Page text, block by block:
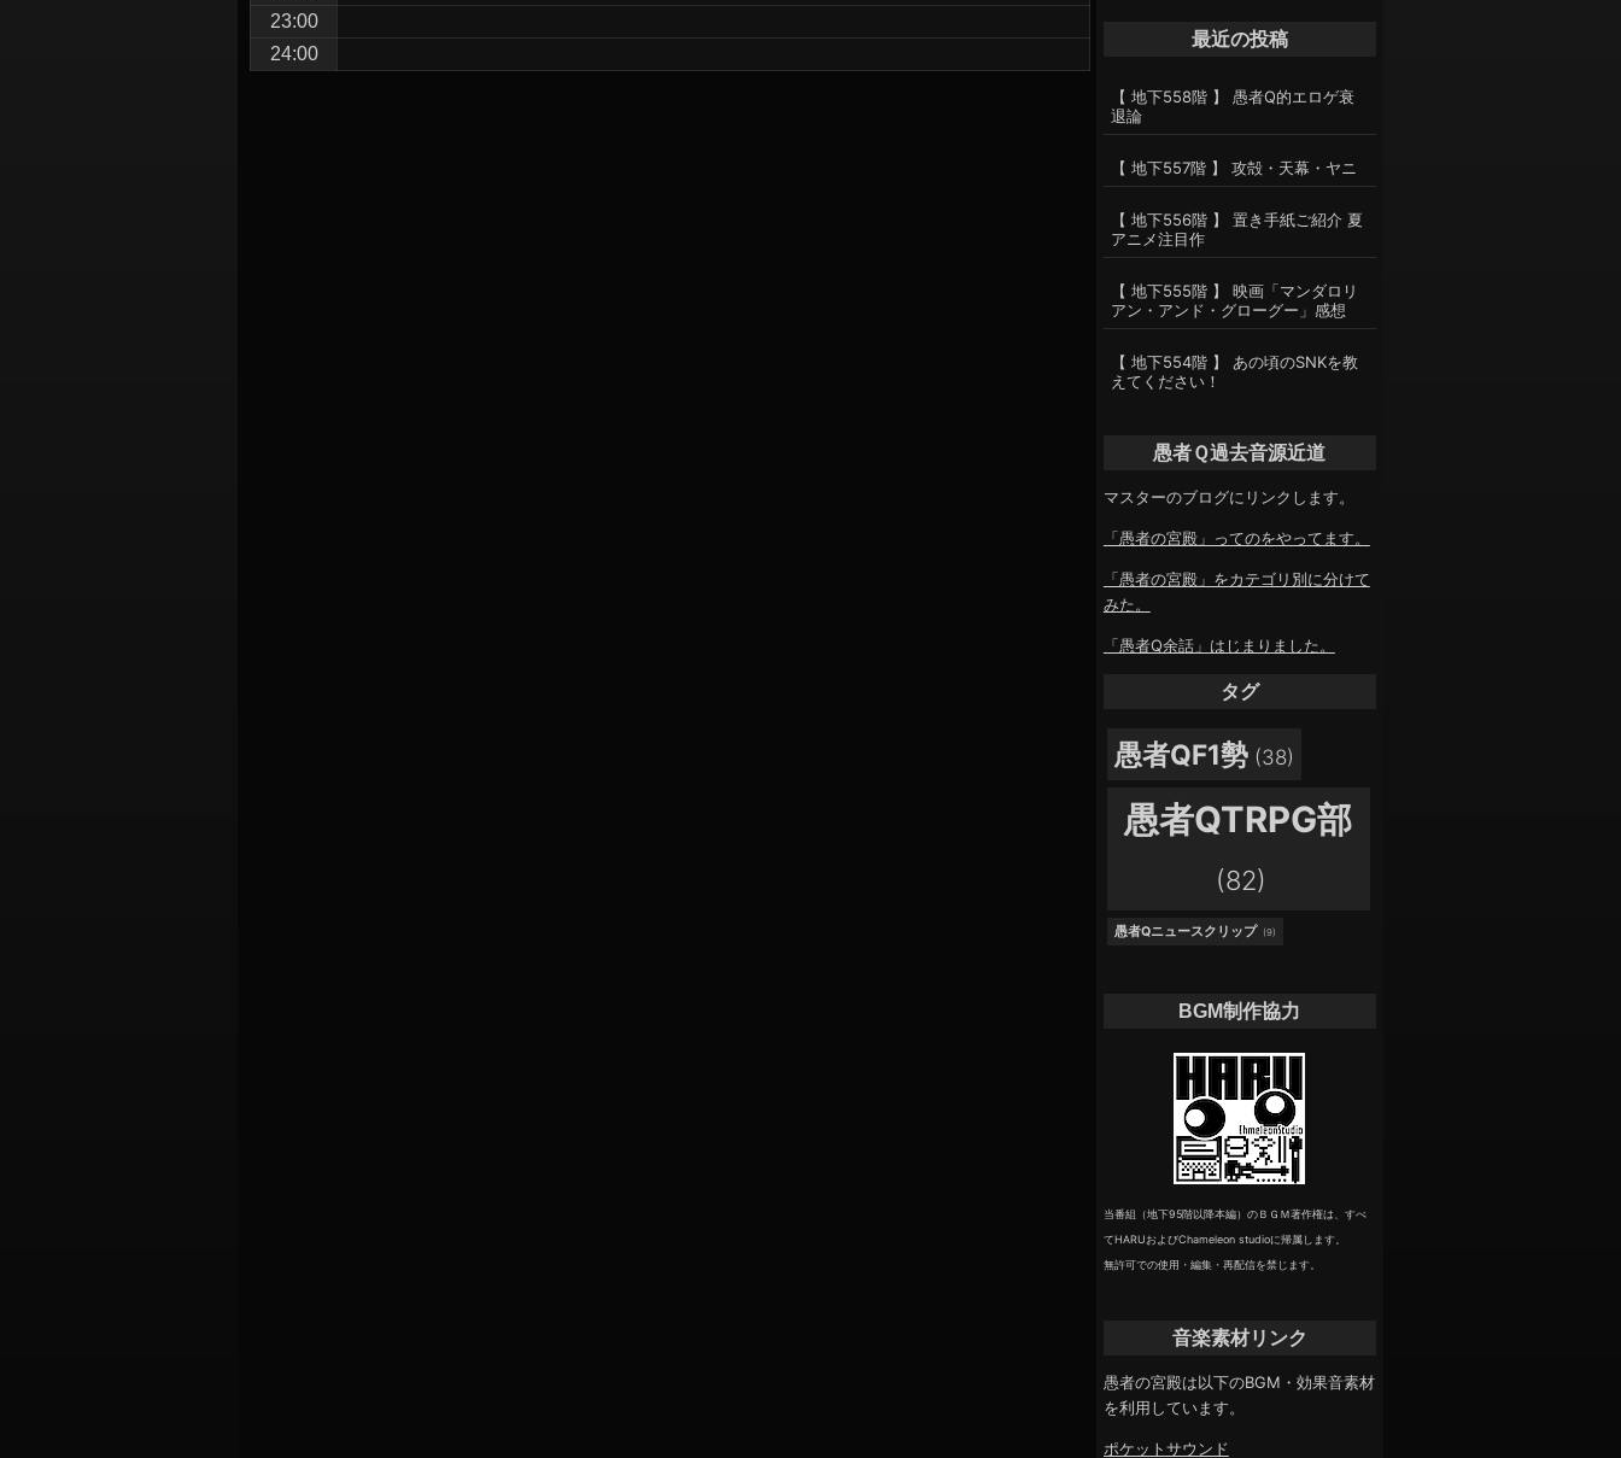
23:00
24:00
最近の投稿
【 地下558階 】 愚者Q的エロゲ衰
退論
【 地下557階 】 攻殻・天幕・ヤニ
【 地下556階 】 置き手紙ご紹介 夏
アニメ注目作
【 地下555階 】 映画「マンダロリ
アン・アンド・グローグー」感想
【 地下554階 】 あの頃のSNKを教
えてください！
愚者Ｑ過去音源近道
マスターのブログにリンクします。
「愚者の宮殿」ってのをやってます。
「愚者の宮殿」をカテゴリ別に分けて
みた。
「愚者Q余話」はじまりました。
タグ
愚者QF1勢 (38)
愚者QTRPG部
(82)
愚者Qニュースクリップ (9)
BGM制作協力
当番組（地下95階以降本編）のＢＧＭ著作権は、すべ
てHARUおよびChameleon studioに帰属します。
無許可での使用・編集・再配信を禁じます。
音楽素材リンク
愚者の宮殿は以下のBGM・効果音素材
を利用しています。
ポケットサウンド